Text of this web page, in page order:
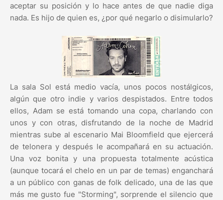
aceptar su posición y lo hace antes de que nadie diga
nada. Es hijo de quien es, ¿por qué negarlo o disimularlo?
La sala Sol está medio vacía, unos pocos nostálgicos,
algún que otro indie y varios despistados. Entre todos
ellos, Adam se está tomando una copa, charlando con
unos y con otras, disfrutando de la noche de Madrid
mientras sube al escenario Mai Bloomfield que ejercerá
de telonera y después le acompañará en su actuación.
Una voz bonita y una propuesta totalmente acústica
(aunque tocará el chelo en un par de temas) enganchará
a un público con ganas de folk delicado, una de las que
más me gusto fue "Storming", sorprende el silencio que